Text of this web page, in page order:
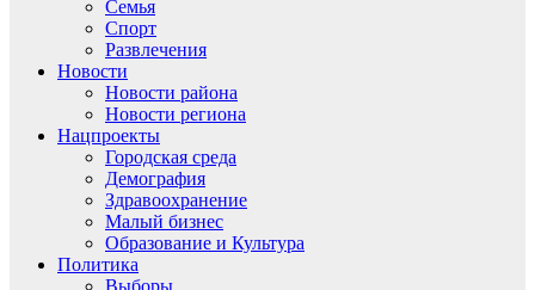
Семья
Спорт
Развлечения
Новости
Новости района
Новости региона
Нацпроекты
Городская среда
Демография
Здравоохранение
Малый бизнес
Образование и Культура
Политика
Выборы